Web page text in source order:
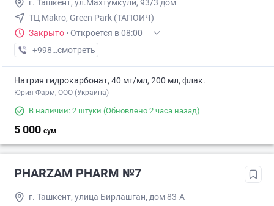
г. Ташкент, ул.Махтумкули, 93/3 дом
ТЦ Makro, Green Park (ТАПОИЧ)
Закрыто · Откроется в 08:00
+998 (55) XXX-XX-XX
смотреть
Натрия гидрокарбонат, 40 мг/мл, 200 мл, флак.
Юрия-Фарм, ООО (Украина)
В наличии: 2 штуки (Обновлено 2 часа назад)
5 000 сум
PHARZAM PHARM №7
г. Ташкент, улица Бирлашган, дом 83-А